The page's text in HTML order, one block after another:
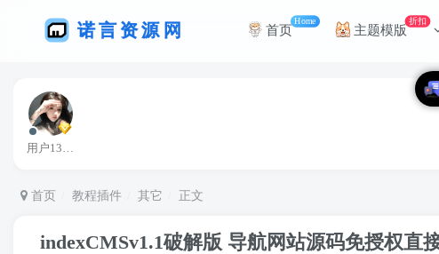
首页
Home
主题模版
折扣
用户13363664
首页 教程插件 其它 正文
indexCMSv1.1破解版 导航网站源码免授权直